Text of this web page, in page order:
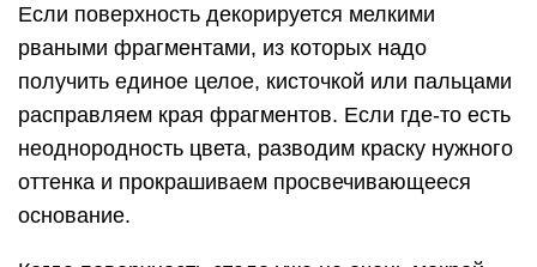
Если поверхность декорируется мелкими
рваными фрагментами, из которых надо
получить единое целое, кисточкой или пальцами
расправляем края фрагментов. Если где-то есть
неоднородность цвета, разводим краску нужного
оттенка и прокрашиваем просвечивающееся
основание.